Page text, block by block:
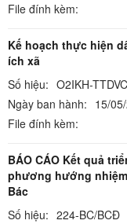
File đính kèm:
Kế hoạch thực hiện
ích xã
Số hiệu: O2IKH-
Ngày ban hành: 15/
File đính kèm:
BÁO CÁO Kết quả
phương hướng
Bác
Số hiệu: 224-BC/BCĐ